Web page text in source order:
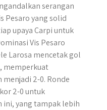
serangan
Pesaro yang solid
upaya Carpi untuk
Vis Pesaro
Larosa mencetak gol
memperkuat
2-0. Ronde
2-0 untuk
ini, yang tampak lebih